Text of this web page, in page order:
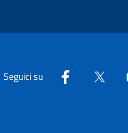
Seguici su